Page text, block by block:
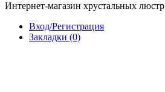
Интернет-магазин хрустальных люстр
Вход/Регистрация
Закладки (0)